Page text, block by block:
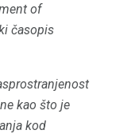
of
časopis
kao što je
kod